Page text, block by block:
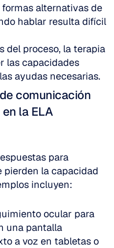
alternativas de
hablar resulta difícil
del proceso, la terapia
las capacidades
ayudas necesarias.
comunicación
la ELA
para
pierden la capacidad
incluyen:
ocular para
una pantalla
a voz en tabletas o